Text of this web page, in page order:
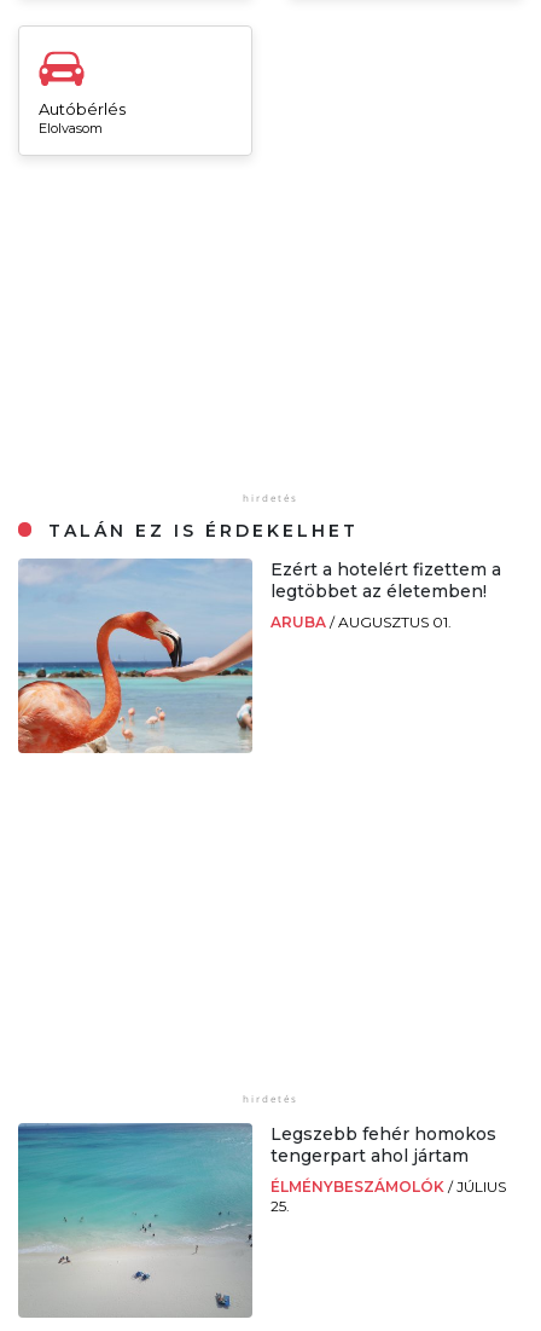
Autóbérlés
Elolvasom
TALÁN EZ IS ÉRDEKELHET
Ezért a hotelért fizettem a
legtöbbet az életemben!
ARUBA /AUGUSZTUS 01.
Legszebb fehér homokos
tengerpart ahol jártam
ÉLMÉNYBESZÁMOLÓK /JÚLIUS
25.